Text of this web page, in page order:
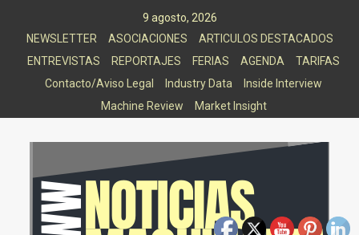
9 agosto, 2026
NEWSLETTER
ASOCIACIONES
ARTICULOS DESTACADOS
ENTREVISTAS
REPORTAJES FERIAS AGENDA
TARIFAS
Contacto/Aviso Legal
Industry Data
Inside Interview
Machine Review
Market Insight